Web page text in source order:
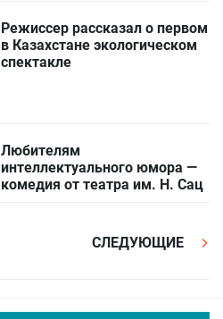
Режиссер рассказал о первом
в Казахстане экологическом
спектакле
Любителям
интеллектуального юмора —
комедия от театра им. Н. Сац
СЛЕДУЮЩИЕ